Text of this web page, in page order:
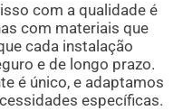
com a qualidade é
com materiais que
cada instalação
e de longo prazo.
é único, e adaptamos
específicas.